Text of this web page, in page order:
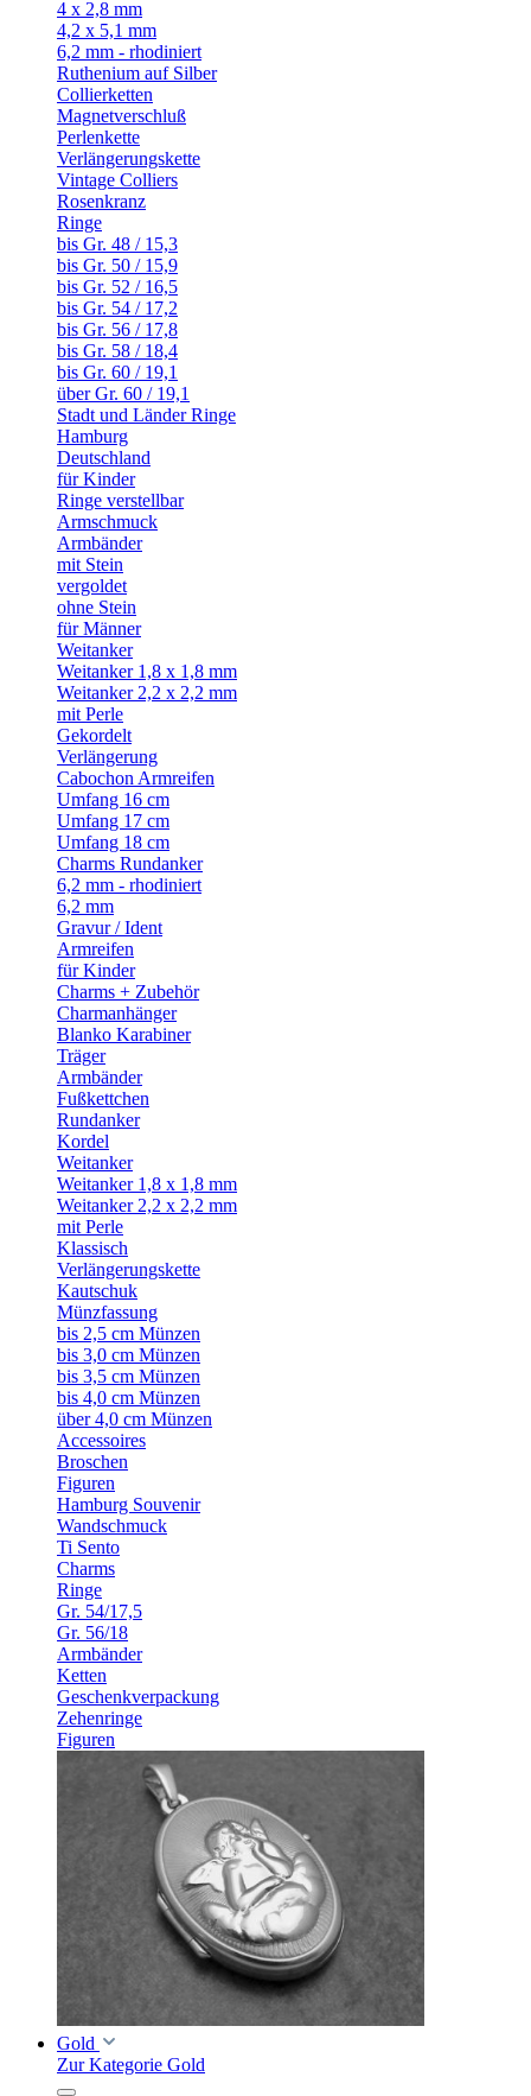
4 x 2,8 mm
4,2 x 5,1 mm
6,2 mm - rhodiniert
Ruthenium auf Silber
Collierketten
Magnetverschluß
Perlenkette
Verlängerungskette
Vintage Colliers
Rosenkranz
Ringe
bis Gr. 48 / 15,3
bis Gr. 50 / 15,9
bis Gr. 52 / 16,5
bis Gr. 54 / 17,2
bis Gr. 56 / 17,8
bis Gr. 58 / 18,4
bis Gr. 60 / 19,1
über Gr. 60 / 19,1
Stadt und Länder Ringe
Hamburg
Deutschland
für Kinder
Ringe verstellbar
Armschmuck
Armbänder
mit Stein
vergoldet
ohne Stein
für Männer
Weitanker
Weitanker 1,8 x 1,8 mm
Weitanker 2,2 x 2,2 mm
mit Perle
Gekordelt
Verlängerung
Cabochon Armreifen
Umfang 16 cm
Umfang 17 cm
Umfang 18 cm
Charms Rundanker
6,2 mm - rhodiniert
6,2 mm
Gravur / Ident
Armreifen
für Kinder
Charms + Zubehör
Charmanhänger
Blanko Karabiner
Träger
Armbänder
Fußkettchen
Rundanker
Kordel
Weitanker
Weitanker 1,8 x 1,8 mm
Weitanker 2,2 x 2,2 mm
mit Perle
Klassisch
Verlängerungskette
Kautschuk
Münzfassung
bis 2,5 cm Münzen
bis 3,0 cm Münzen
bis 3,5 cm Münzen
bis 4,0 cm Münzen
über 4,0 cm Münzen
Accessoires
Broschen
Figuren
Hamburg Souvenir
Wandschmuck
Ti Sento
Charms
Ringe
Gr. 54/17,5
Gr. 56/18
Armbänder
Ketten
Geschenkverpackung
Zehenringe
Figuren
Gold
Zur Kategorie Gold